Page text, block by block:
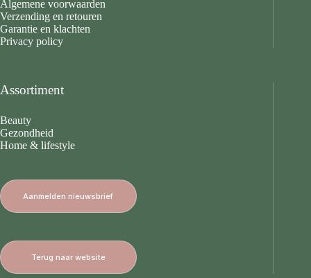
Algemene voorwaarden
Verzending en retouren
Garantie en klachten
Privacy policy
Assortiment
Beauty
Gezondheid
Home & lifestyle
Aanmelden nieuwsbrief
Terug naar website